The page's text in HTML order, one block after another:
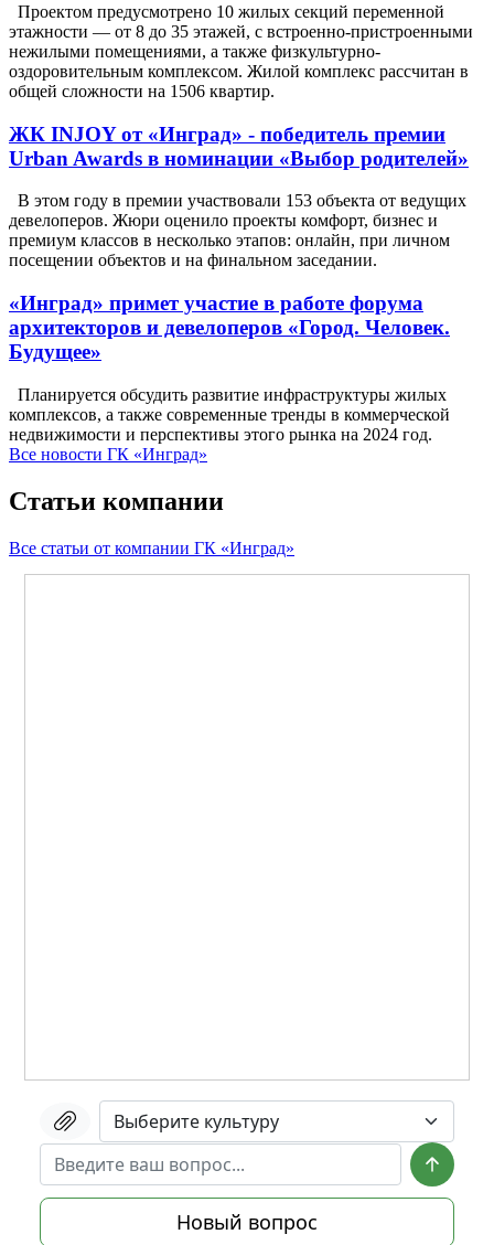
Проектом предусмотрено 10 жилых секций переменной
этажности — от 8 до 35 этажей, с встроенно-пристроенными
нежилыми помещениями, а также физкультурно-
оздоровительным комплексом. Жилой комплекс рассчитан в
общей сложности на 1506 квартир.
ЖК INJOY от «Инград» - победитель премии
Urban Awards в номинации «Выбор родителей»
В этом году в премии участвовали 153 объекта от ведущих
девелоперов. Жюри оценило проекты комфорт, бизнес и
премиум классов в несколько этапов: онлайн, при личном
посещении объектов и на финальном заседании.
«Инград» примет участие в работе форума
архитекторов и девелоперов «Город. Человек.
Будущее»
Планируется обсудить развитие инфраструктуры жилых
комплексов, а также современные тренды в коммерческой
недвижимости и перспективы этого рынка на 2024 год.
Все новости ГК «Инград»
Статьи компании
Все статьи от компании ГК «Инград»